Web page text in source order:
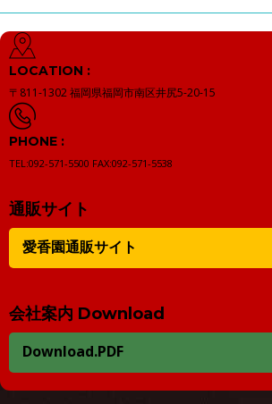
LOCATION :
〒811-1302福岡県福岡市南区井尻5-20-15
PHONE :
TEL:092-571-5500 FAX:092-571-5538
通販サイト
愛香園通販サイト
会社案内 Download
Download.PDF